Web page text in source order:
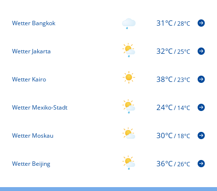
Wetter Bangkok 31°C/28°C
Wetter Jakarta 32°C/25°C
Wetter Kairo 38°C/23°C
Wetter Mexiko-Stadt 24°C/14°C
Wetter Moskau 30°C/18°C
Wetter Beijing 36°C/26°C